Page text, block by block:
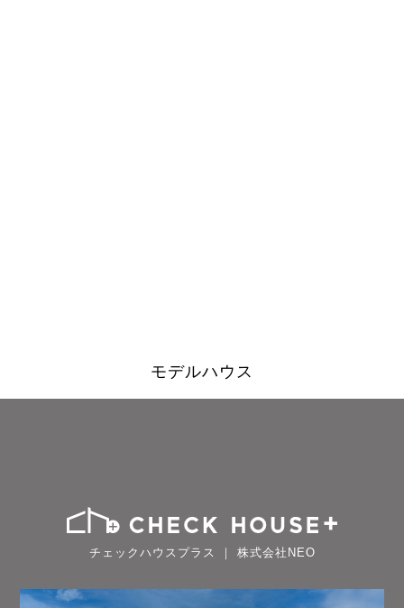
モデルハウス
チェックハウスプラス ｜ 株式会社NEO